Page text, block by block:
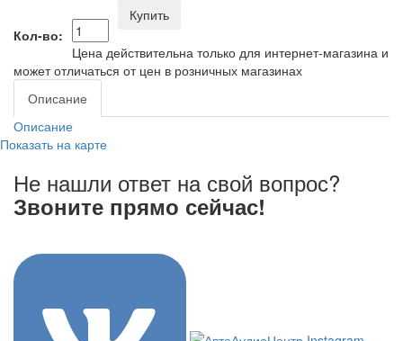
Кол-во:
Купить
Цена действительна только для интернет-магазина и
может отличаться от цен в розничных магазинах
Описание
Описание
Показать на карте
Не нашли ответ на свой вопрос?
Звоните прямо сейчас!